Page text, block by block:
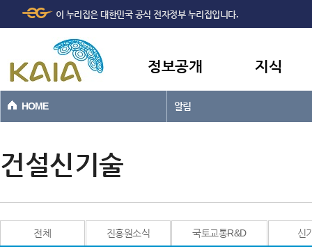
본문바로가기
이 누리집은 대한민국 공식 전자정부 누리집입니다.
정보공개 지식
HOME 알림
건설신기술
전체 진흥원소식 국토교통R&D 신